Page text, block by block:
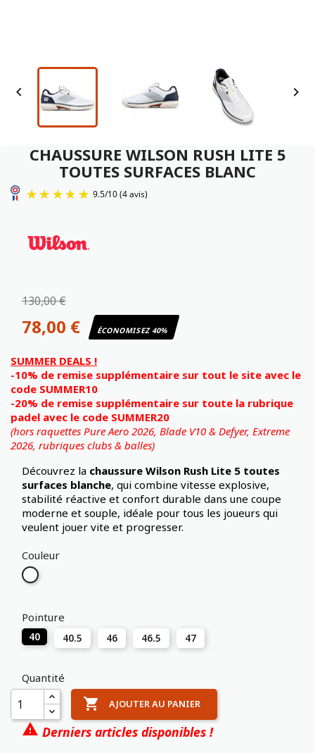
 
CHAUSSURE WILSON RUSH LITE 5
TOUTES SURFACES BLANC
130,00 €
78,00 € ÉCONOMISEZ 40%
SUMMER DEALS !
-10% de remise supplémentaire sur tout le site avec le
code SUMMER10
-20% de remise supplémentaire sur toute la rubrique
padel avec le code SUMMER20
(hors raquettes Pure Aero 2026, Blade V10 & Defyer, Extreme
2026, rubriques clubs & balles)
Découvrez la chaussure Wilson Rush Lite 5 toutes
surfaces blanche, qui combine vitesse explosive,
stabilité réactive et confort durable dans une coupe
moderne et souple, idéale pour tous les joueurs qui
veulent jouer vite et progresser.
Couleur
Blanc
Pointure
40 40.5 46 46.5 47
Quantité
 AJOUTER AU PANIER
 Derniers articles disponibles !